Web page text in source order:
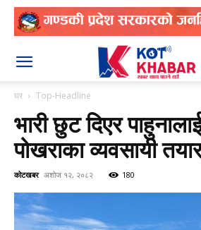
घर Top-Headline
भारी छुट दिएर
पोखराका व्यवसायी
कोटखबर अशोज १२, २०८२ 180